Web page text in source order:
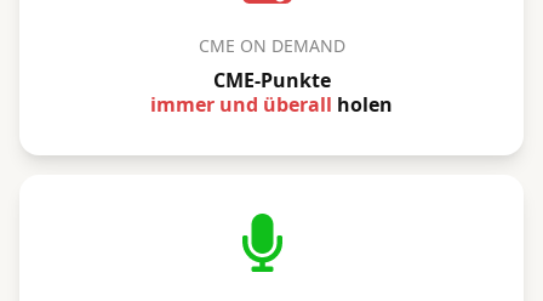
CME ON DEMAND
CME-Punkte
immer und überall holen